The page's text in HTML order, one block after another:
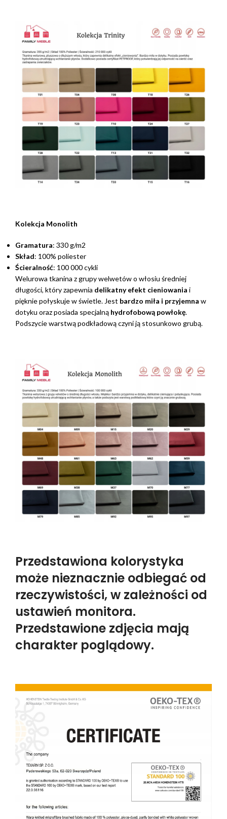
Kolekcja Monolith
Gramatura: 330 g/m2
Skład: 100% poliester
Ścieralność: 100 000 cykli
Welurowa tkanina z grupy welwetów o włosiu średniej
długości, który zapewnia delikatny efekt cieniowania i
pięknie połyskuje w świetle. Jest bardzo miła i przyjemna w
dotyku oraz posiada specjalną hydrofobową powłokę.
Podszycie warstwą podkładową czyni ją stosunkowo grubą.
Przedstawiona kolorystyka
może nieznacznie odbiegać od
rzeczywistości, w zależności od
ustawień monitora.
Przedstawione zdjęcia mają
charakter poglądowy.